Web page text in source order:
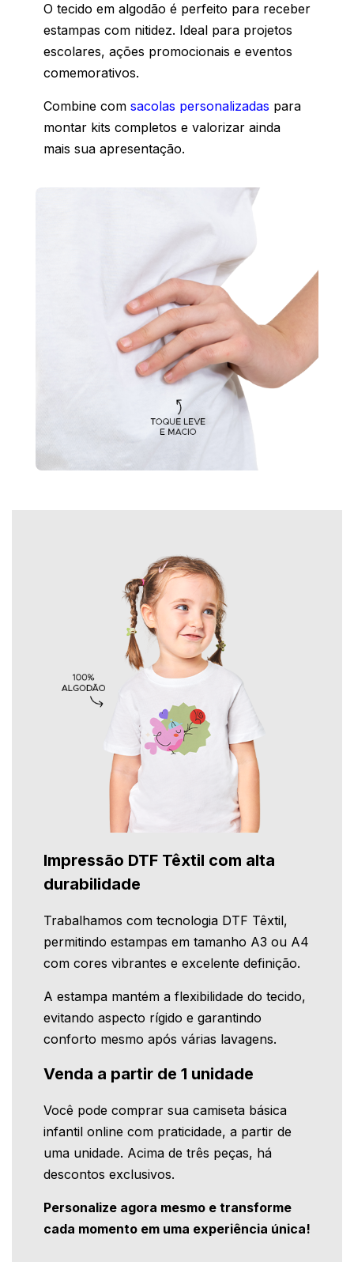
O tecido em algodão é perfeito para receber
estampas com nitidez. Ideal para projetos
escolares, ações promocionais e eventos
comemorativos.
Combine com sacolas personalizadas para
montar kits completos e valorizar ainda
mais sua apresentação.
Impressão DTF Têxtil com alta
durabilidade
Trabalhamos com tecnologia DTF Têxtil,
permitindo estampas em tamanho A3 ou A4
com cores vibrantes e excelente definição.
A estampa mantém a flexibilidade do tecido,
evitando aspecto rígido e garantindo
conforto mesmo após várias lavagens.
Venda a partir de 1 unidade
Você pode comprar sua camiseta básica
infantil online com praticidade, a partir de
uma unidade. Acima de três peças, há
descontos exclusivos.
Personalize agora mesmo e transforme
cada momento em uma experiência única!